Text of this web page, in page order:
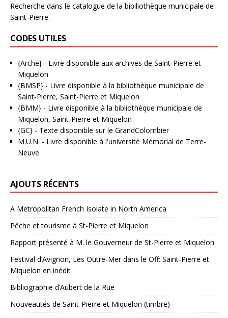
Recherche dans le catalogue de la bibiliothèque municipale de
Saint-Pierre.
CODES UTILES
{Arche} - Livre disponible aux archives de Saint-Pierre et
Miquelon
{BMSP} - Livre disponible à la bibliothèque municipale de
Saint-Pierre, Saint-Pierre et Miquelon
{BMM} - Livre disponible à la bibliothèque municipale de
Miquelon, Saint-Pierre et Miquelon
{GC} - Texte disponible sur le GrandColombier
M.U.N. - Livre disponible à l'université Mémorial de Terre-
Neuve.
AJOUTS RÉCENTS
A Metropolitan French Isolate in North America
Pêche et tourisme à St-Pierre et Miquelon
Rapport présenté à M. le Gouverneur de St-Pierre et Miquelon
Festival d’Avignon, Les Outre-Mer dans le Off: Saint-Pierre et
Miquelon en inédit
Bibliographie d’Aubert de la Rüe
Nouveautés de Saint-Pierre et Miquelon (timbre)